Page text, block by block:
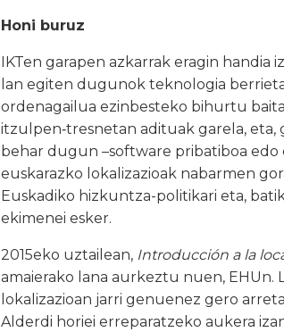
Honi buruz
IKTen garapen azkarrak eragin
lan egiten dugunok teknologia
ordenagailua ezinbesteko bihurtu
itzulpen‑tresnetan adituak garela,
behar dugun –software pribatiboa edo
euskarazko lokalizazioak nabarmen
Euskadiko hizkuntza-politikari eta,
ekimenei esker.
2015eko uztailean, Introducción a la
amaierako lana aurkeztu nuen, EHUn.
lokalizazioan jarri genuenez gero
Alderdi horiei erreparatzeko aukera